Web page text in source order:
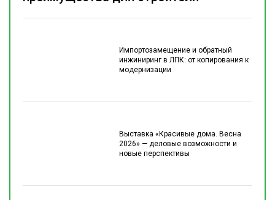
Импортозамещение и обратный
инжиниринг в ЛПК: от копирования к
модернизации
Выставка «Красивые дома. Весна
2026» — деловые возможности и
новые перспективы